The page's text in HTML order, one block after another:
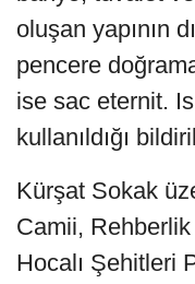
oluşan yapının
pencere
ise sac eternit.
kullanıldığı
Kürşat Sokak
Camii,
Hocalı Şehitleri